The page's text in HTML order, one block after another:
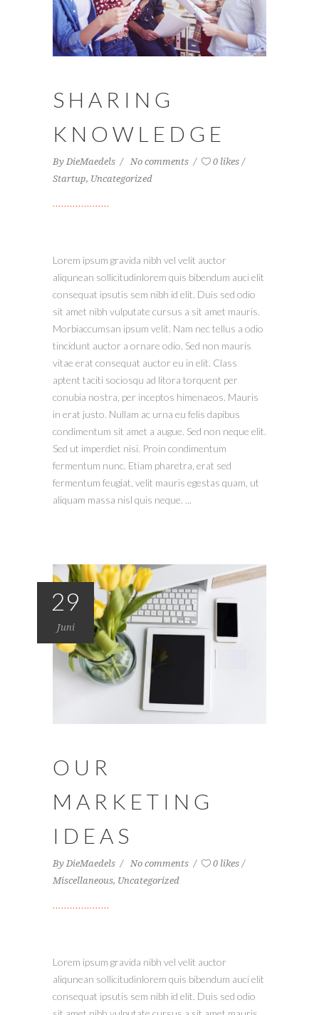
SHARING
KNOWLEDGE
By DieMaedels No comments
0 likes
Startup, Uncategorized
Lorem ipsum gravida nibh vel velit auctor
aliqunean sollicitudinlorem quis bibendum auci elit
consequat ipsutis sem nibh id elit. Duis sed odio
sit amet nibh vulputate cursus a sit amet mauris.
Morbiaccumsan ipsum velit. Nam nec tellus a odio
tincidunt auctor a ornare odio. Sed non mauris
vitae erat consequat auctor eu in elit. Class
aptent taciti sociosqu ad litora torquent per
conubia nostra, per inceptos himenaeos. Mauris
in erat justo. Nullam ac urna eu felis dapibus
condimentum sit amet a augue. Sed non neque elit.
Sed ut imperdiet nisi. Proin condimentum
fermentum nunc. Etiam pharetra, erat sed
fermentum feugiat, velit mauris egestas quam, ut
aliquam massa nisl quis neque. ...
29
Juni
OUR
MARKETING
IDEAS
By DieMaedels No comments
0 likes
Miscellaneous, Uncategorized
Lorem ipsum gravida nibh vel velit auctor
aliqunean sollicitudinlorem quis bibendum auci elit
consequat ipsutis sem nibh id elit. Duis sed odio